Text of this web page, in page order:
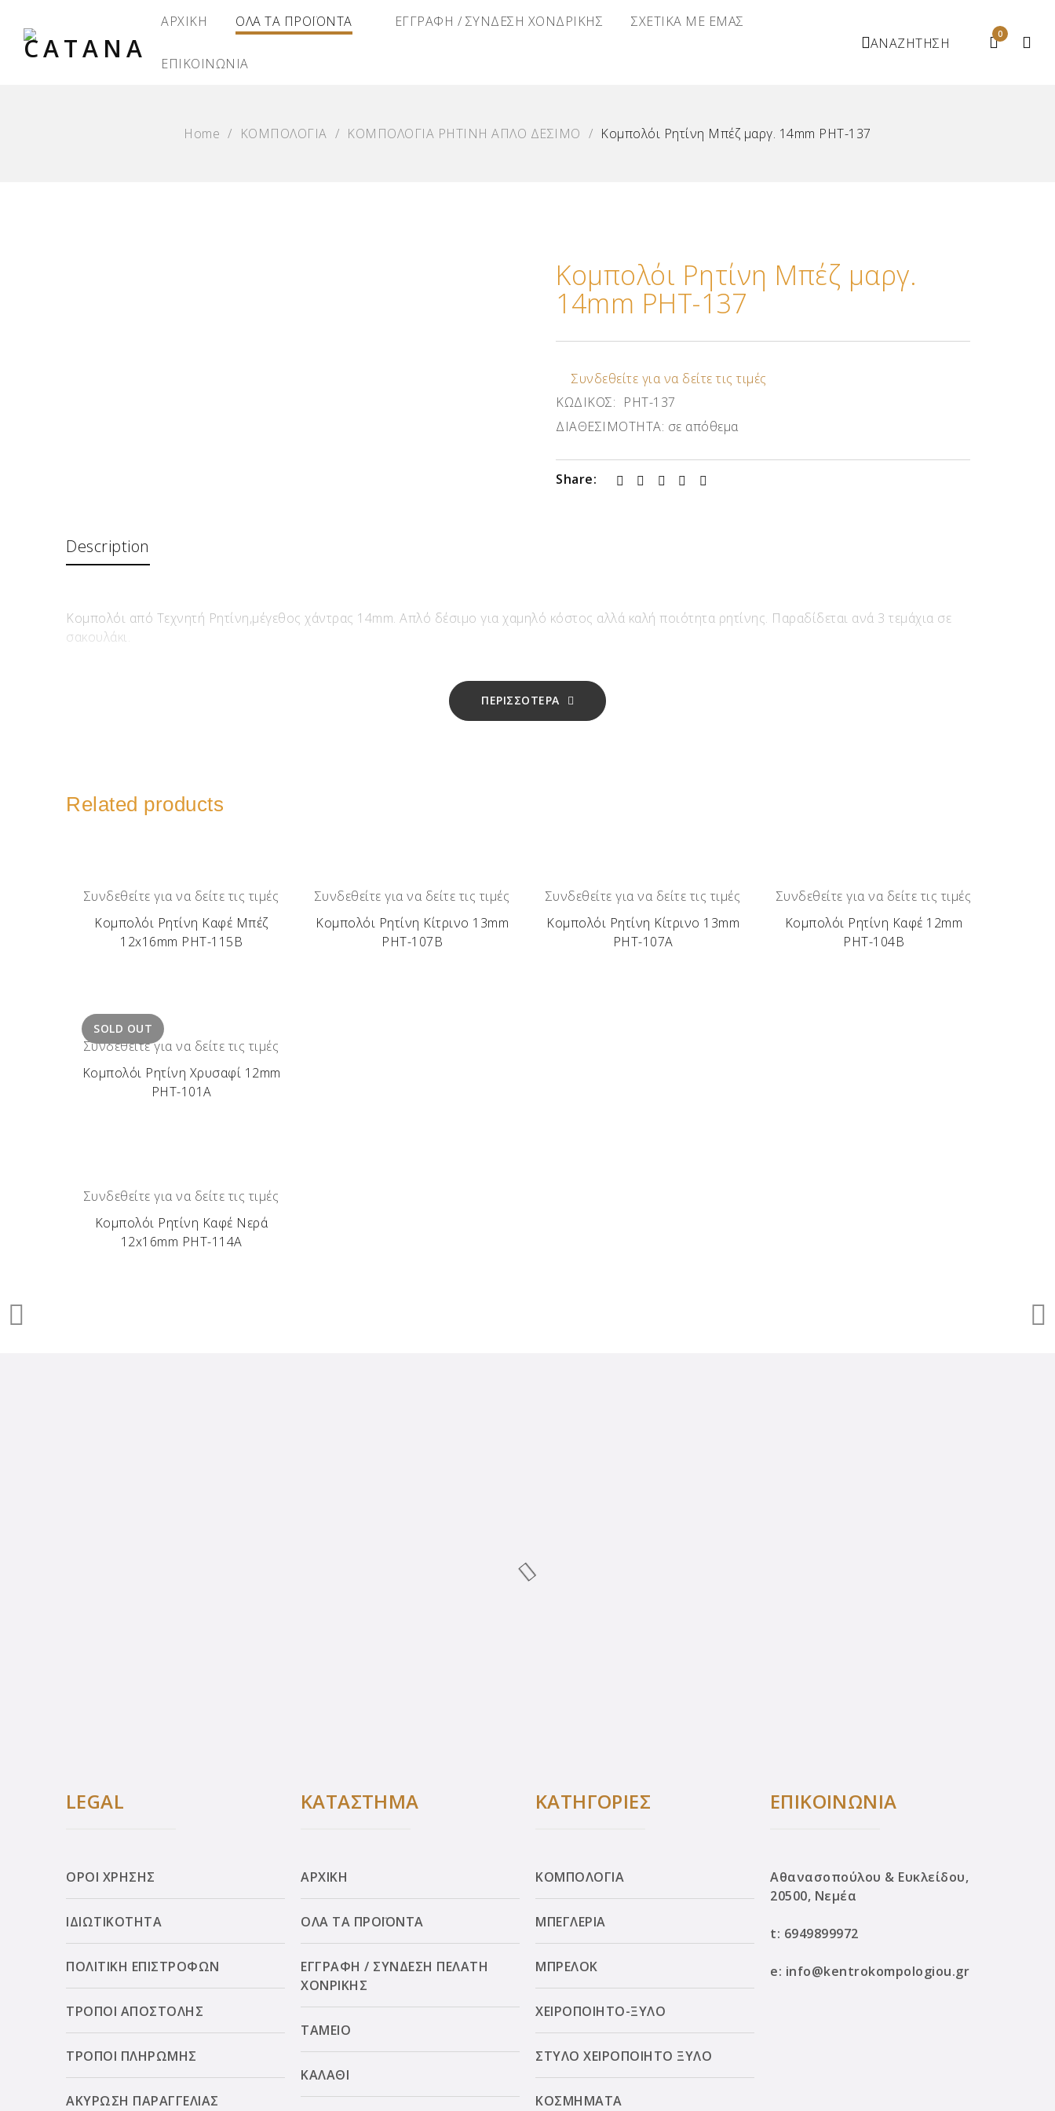
ΑΡΧΙΚΗ ΟΛΑ ΤΑ ΠΡΟΪΟΝΤΑ ΕΓΓΡΑΦΗ / ΣΥΝΔΕΣΗ ΧΟΝΔΡΙΚΗΣ ΣΧΕΤΙΚΑ ΜΕ ΕΜΑΣ
ΕΠΙΚΟΙΝΩΝΙΑ
0
ΑΝΑΖΗΤΗΣΗ
Home / ΚΟΜΠΟΛΟΓΙΑ / ΚΟΜΠΟΛΟΓΙΑ ΡΗΤΙΝΗ ΑΠΛΟ ΔΕΣΙΜΟ / Κομπολόι Ρητίνη Μπέζ μαργ. 14mm ΡΗΤ-137
Κομπολόι Ρητίνη Μπέζ μαργ.
14mm ΡΗΤ-137
Συνδεθείτε για να δείτε τις τιμές
ΚΩΔΙΚΟΣ: ΡΗΤ-137
ΔΙΑΘΕΣΙΜΟΤΗΤΑ: σε απόθεμα
Share:
Description
Κομπολόι από Τεχνητή Ρητίνη,μέγεθος χάντρας 14mm. Απλό δέσιμο για χαμηλό κόστος αλλά καλή ποιότητα ρητίνης. Παραδίδεται ανά 3 τεμάχια σε
σακουλάκι.
ΠΕΡΙΣΣΟΤΕΡΑ
Related products
Συνδεθείτε για να δείτε τις τιμές
Κομπολόι Ρητίνη Καφέ Μπέζ
12x16mm ΡΗΤ-115Β
Συνδεθείτε για να δείτε τις τιμές
Κομπολόι Ρητίνη Κίτρινο 13mm
ΡΗΤ-107Β
Συνδεθείτε για να δείτε τις τιμές
Κομπολόι Ρητίνη Κίτρινο 13mm
ΡΗΤ-107Α
Συνδεθείτε για να δείτε τις τιμές
Κομπολόι Ρητίνη Καφέ 12mm
ΡΗΤ-104Β
SOLD OUT
Συνδεθείτε για να δείτε τις τιμές
Κομπολόι Ρητίνη Χρυσαφί 12mm
ΡΗΤ-101Α
Συνδεθείτε για να δείτε τις τιμές
Κομπολόι Ρητίνη Καφέ Νερά
12x16mm ΡΗΤ-114Α
LEGAL
ΟΡΟΙ ΧΡΗΣΗΣ
ΙΔΙΩΤΙΚΟΤΗΤΑ
ΠΟΛΙΤΙΚΗ ΕΠΙΣΤΡΟΦΩΝ
ΤΡΟΠΟΙ ΑΠΟΣΤΟΛΗΣ
ΤΡΟΠΟΙ ΠΛΗΡΩΜΗΣ
ΑΚΥΡΩΣΗ ΠΑΡΑΓΓΕΛΙΑΣ
ΚΑΤΑΣΤΗΜΑ
ΑΡΧΙΚΗ
ΟΛΑ ΤΑ ΠΡΟΪΟΝΤΑ
ΕΓΓΡΑΦΗ / ΣΥΝΔΕΣΗ ΠΕΛΑΤΗ
ΧΟΝΡΙΚΗΣ
ΤΑΜΕΙΟ
ΚΑΛΑΘΙ
ΚΑΤΗΓΟΡΙΕΣ
ΚΟΜΠΟΛΟΓΙΑ
ΜΠΕΓΛΕΡΙΑ
ΜΠΡΕΛΟΚ
ΧΕΙΡΟΠΟΙΗΤΟ-ΞΥΛΟ
ΣΤΥΛΟ ΧΕΙΡΟΠΟΙΗΤΟ ΞΥΛΟ
ΚΟΣΜΗΜΑΤΑ
ΕΠΙΚΟΙΝΩΝΙΑ
Αθανασοπούλου & Ευκλείδου,
20500, Νεμέα
t: 6949899972
e: info@kentrokompologiou.gr